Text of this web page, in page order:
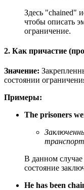
Здесь "chained"
чтобы описать
ограничение.
2. Как причастие
Значение:
состоянии
Примеры:
The prisoners
В данном
состояние
He has been